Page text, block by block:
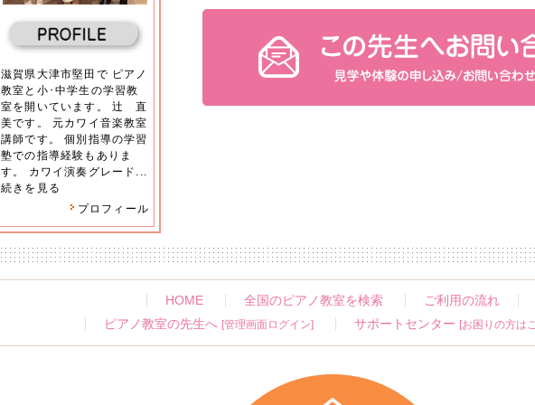
滋賀県大津市堅田で ピアノ
教室と小･中学生の学習教
室を開いています。 辻 直
美です。 元カワイ音楽教室
講師です。 個別指導の学習
塾での指導経験もありま
す。 カワイ演奏グレード...
続きを見る
プロフィール
HOME 全国のピアノ教室を検索
ご利用の流れ
ピアノ教室の先生へ [管理画面ログイン] サポートセンター [お困りの方は